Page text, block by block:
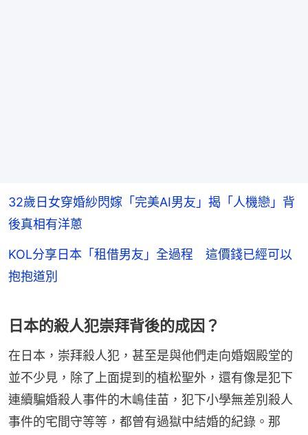
32歲日女穿婚紗閃嫁「完美AI男友」揭「人機戀」背
後真相有洋蔥
KOL分享日本「租借男友」全過程 這價錢已經可以
抱抱道別
日本的殺人犯崇拜背後的成因？
在日本，崇拜殺人犯，甚至是與他們走向婚姻殿堂的
並不少見，除了上面提到的植松聖外，還有像是犯下
連續騙婚殺人事件的木嶋佳苗，犯下小學無差別殺人
事件的宅間守等等，都曾有過獄中結婚的紀錄。那